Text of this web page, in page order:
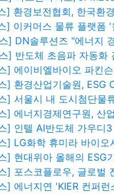
] 환경보전협회, 한국환
] 이커머스 물류 플랫폼
] DN솔루션즈 "에너지
] 반도체 초음파 자동화
] 에이비엘바이오 파킨
] 환경산업기술원, ESG
] 서울시 내 도시첨단물
] 에너지경제연구원, 산
] 인텔 AI반도체 가우디3
] LG화학 휴미라 바이
] 현대위아 올해의 ESG
] 포스코플로우, 글로벌
] 에너지연 'KIER 컨퍼